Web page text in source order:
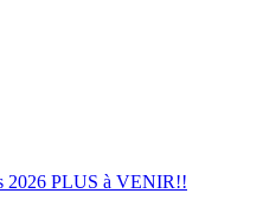
2026 PLUS à VENIR!!